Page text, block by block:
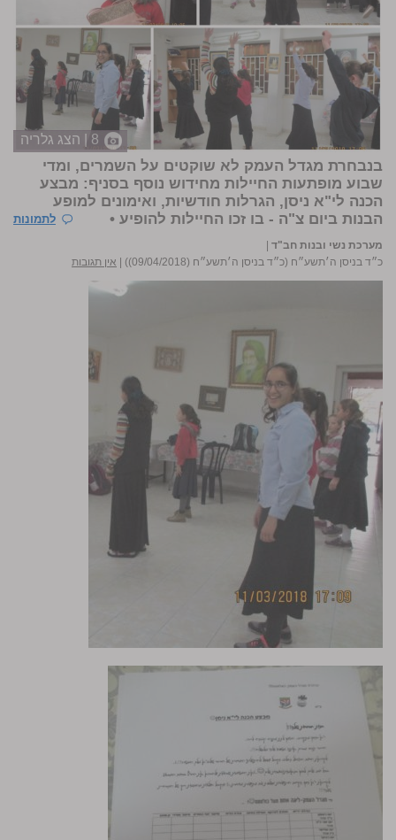
8 | הצג גלריה
בנבחרת מגדל העמק לא שוקטים על השמרים, ומדי
שבוע מופתעות החיילות מחידוש נוסף בסניף: מבצע
הכנה לי"א ניסן, הגרלות חודשיות, ואימונים למופע
הבנות ביום צ"ה - בו זכו החיילות להופיע •
לתמונות
מערכת נשי ובנות חב"ד
כ״ד בניסן ה׳תשע״ח (כ״ד בניסן ה׳תשע״ח (09/04/2018))
אין תגובות